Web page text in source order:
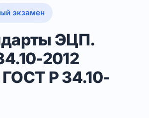
экзамен
ЭЦП.
2012
Р 34.10-